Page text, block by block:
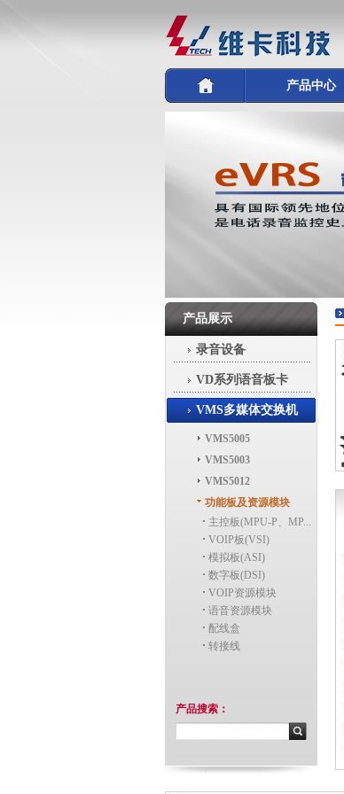
产品中心
产品展示
录音设备
VD系列语音板卡
VMS多媒体交换机
VMS5005
VMS5003
VMS5012
功能板及资源模块
主控板(MPU-P、MP...
VOIP板(VSI)
模拟板(ASI)
数字板(DSI)
VOIP资源模块
语音资源模块
配线盒
转接线
产品搜索：